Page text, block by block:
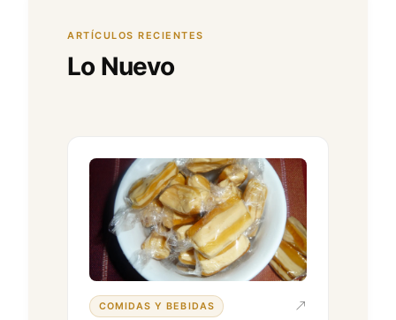
ARTÍCULOS RECIENTES
Lo Nuevo
COMIDAS Y BEBIDAS